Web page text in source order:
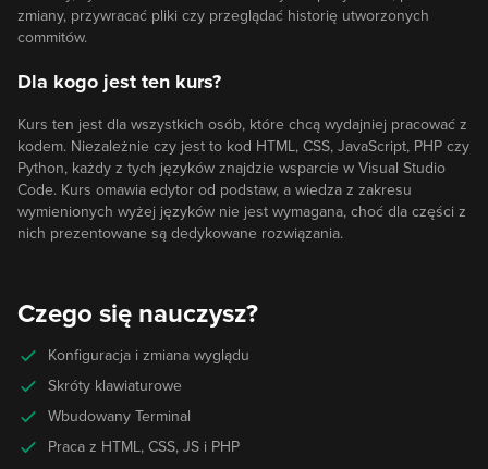
zmiany, przywracać pliki czy przeglądać historię utworzonych
commitów.
Dla kogo jest ten kurs?
Kurs ten jest dla wszystkich osób, które chcą wydajniej pracować z
kodem. Niezależnie czy jest to kod HTML, CSS, JavaScript, PHP czy
Python, każdy z tych języków znajdzie wsparcie w Visual Studio
Code. Kurs omawia edytor od podstaw, a wiedza z zakresu
wymienionych wyżej języków nie jest wymagana, choć dla części z
nich prezentowane są dedykowane rozwiązania.
Czego się nauczysz?
Konfiguracja i zmiana wyglądu
Skróty klawiaturowe
Wbudowany Terminal
Praca z HTML, CSS, JS i PHP